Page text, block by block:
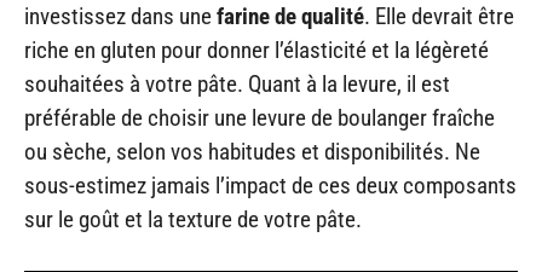
investissez dans unefarine de qualité. Elle devrait être
riche en gluten pour donner l’élasticité et la légèreté
souhaitées à votre pâte. Quant à la levure, il est
préférable de choisir une levure de boulanger fraîche
ou sèche, selon vos habitudes et disponibilités. Ne
sous-estimez jamais l’impact de ces deux composants
sur le goût et la texture de votre pâte.